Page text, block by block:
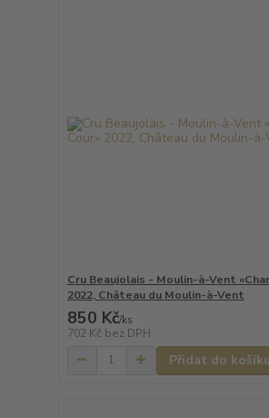
Cru Beaujolais - Moulin-à-Vent
2022, Château du Moulin-à-Vent
850 Kč/ks
702 Kč bez DPH
Přidat do košíku